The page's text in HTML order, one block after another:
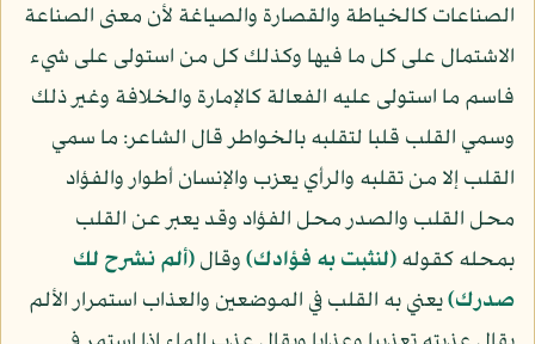
الصناعات كالخياطة والقصارة والصياغة لأن معنى الصناعة
الاشتمال على كل ما فيها وكذلك كل من استولى على شيء
فاسم ما استولى عليه الفعالة كالإمارة والخلافة وغير ذلك
وسمي القلب قلبا لتقلبه بالخواطر قال الشاعر: ما سمي
القلب إلا من تقلبه والرأي يعزب والإنسان أطوار والفؤاد
محل القلب والصدر محل الفؤاد وقد يعبر عن القلب
بمحله كقوله﴿لنثبت به فؤادك﴾وقال﴿ألم نشرح لك
صدرك﴾يعني به القلب في الموضعين والعذاب استمرار الألم